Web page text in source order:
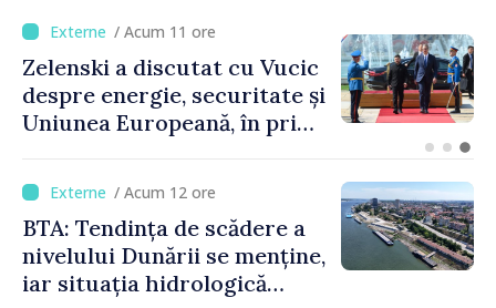
/ Acum 6 ore
Bulgaria: Ambasadoarea
Ucrainei, convocată la
Ministerul de Externe în
/ Acum 12 ore
BTA: Tendința de scădere a
nivelului Dunării se menține,
iar situația hidrologică